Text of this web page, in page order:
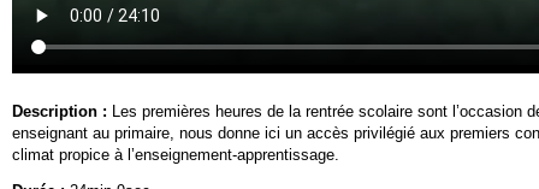
Description : Les premières heures de la rentrée scolaire sont
enseignant au primaire, nous donne ici un accès privilégié aux premiers
climat propice à l’enseignement-apprentissage.